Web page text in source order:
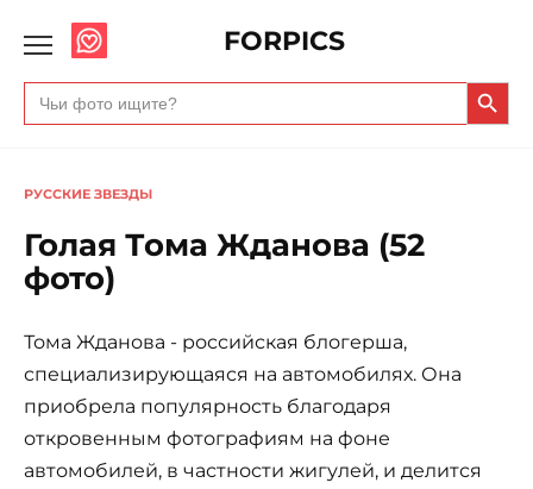
FORPICS
Search
for:
Search Button
РУССКИЕ ЗВЕЗДЫ
Голая Тома Жданова (52
фото)
Тома Жданова - российская блогерша,
специализирующаяся на автомобилях. Она
приобрела популярность благодаря
откровенным фотографиям на фоне
автомобилей, в частности жигулей, и делится